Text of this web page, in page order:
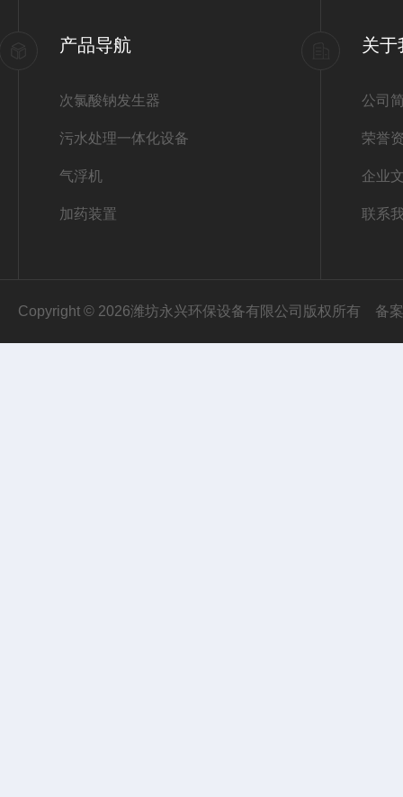
产品导航
次氯酸钠发生器
污水处理一体化设备
气浮机
加药装置
关于
公司
荣誉
企业
联系
Copyright © 2026潍坊永兴环保设备有限公司版权所有 备